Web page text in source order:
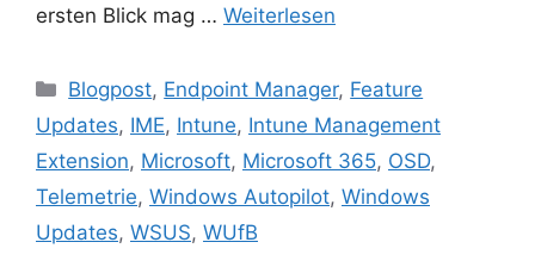
ersten Blick mag … Weiterlesen
Kategorien
Blogpost, Endpoint Manager, Feature
Updates, IME, Intune, Intune Management
Extension, Microsoft, Microsoft 365, OSD,
Telemetrie, Windows Autopilot, Windows
Updates, WSUS, WUfB